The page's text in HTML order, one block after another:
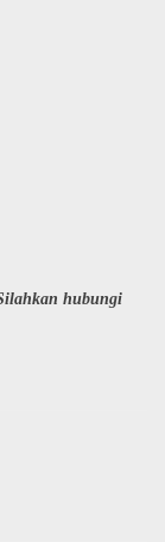
hubungi